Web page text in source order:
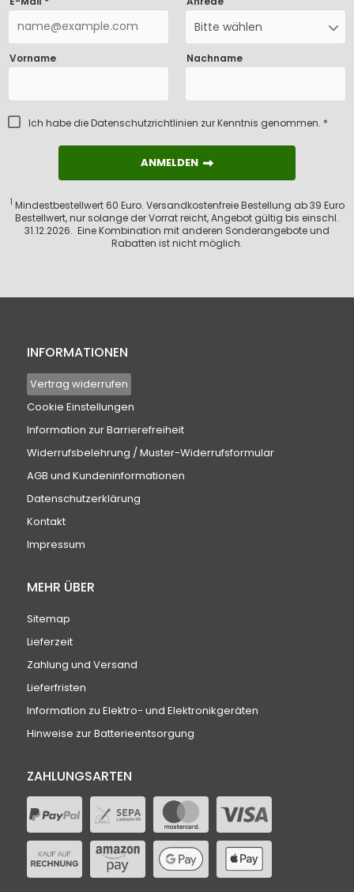
Bitte wählen
Vorname Nachname
Ich habe dieDatenschutzrichtlinien zur Kenntnis genommen. *
ANMELDEN
ANMELDEN
1 Mindestbestellwert 60 Euro. Versandkostenfreie Bestellung ab 39 Euro
Bestellwert, nur solange der Vorrat reicht, Angebot gültig bis einschl.
31.12.2026. Eine Kombination mit anderen Sonderangebote und
Rabatten ist nicht möglich.
INFORMATIONEN
Vertrag widerrufen
Cookie Einstellungen
Information zur Barrierefreiheit
Widerrufsbelehrung / Muster-Widerrufsformular
AGB und Kundeninformationen
Datenschutzerklärung
Kontakt
Impressum
MEHR ÜBER
Sitemap
Lieferzeit
Zahlung und Versand
Lieferfristen
Information zu Elektro- und Elektronikgeräten
Hinweise zur Batterieentsorgung
ZAHLUNGSARTEN